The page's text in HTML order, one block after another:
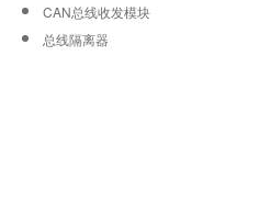
CAN总线收发模块
总线隔离器